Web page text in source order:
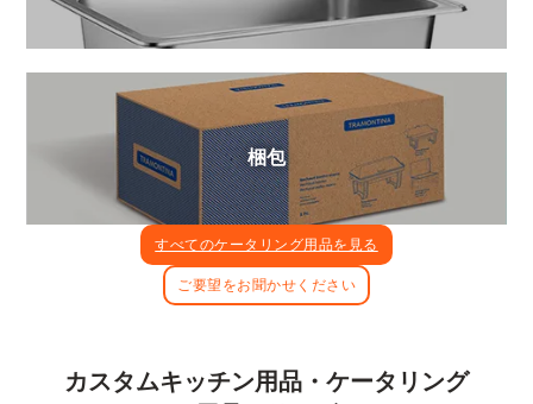
梱包
すべてのケータリング用品を見る
ご要望をお聞かせください
カスタムキッチン用品・ケータリング